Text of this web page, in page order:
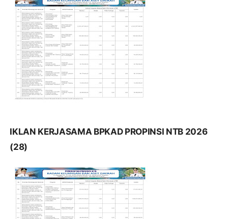
IKLAN KERJASAMA BPKAD PROPINSI NTB 2026
(28)